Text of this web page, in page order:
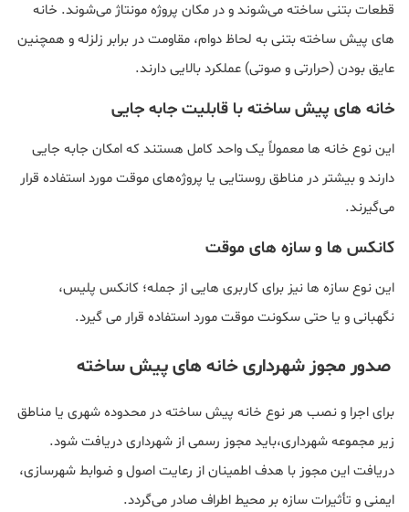
قطعات بتنی ساخته می‌شوند و در مکان پروژه مونتاژ می‌شوند. خانه‌
های پیش‌ ساخته بتنی به لحاظ دوام، مقاومت در برابر زلزله و همچنین
عایق بودن (حرارتی و صوتی) عملکرد بالایی دارند.
خانه‌ های پیش ساخته با قابلیت جابه جایی
این نوع خانه‌ ها معمولاً یک واحد کامل‌ هستند که امکان جابه‌ جایی
دارند و بیشتر در مناطق روستایی یا پروژه‌های موقت مورد استفاده قرار
می‌گیرند.
کانکس‌ ها و سازه‌ های موقت
این نوع سازه ها نیز برای کاربری‌ هایی از جمله؛ کانکس پلیس،
نگهبانی و یا حتی سکونت موقت مورد استفاده قرار می گیرد.
صدور مجوز شهرداری خانه‌ های پیش ‌ساخته
برای اجرا و نصب هر نوع خانه پیش‌ ساخته در محدوده شهری یا مناطق
زیر مجموعه شهرداری،باید مجوز رسمی از شهرداری دریافت شود.
دریافت این مجوز با هدف اطمینان از رعایت اصول و ضوابط شهرسازی،
ایمنی و تأثیرات سازه بر محیط اطراف صادر می‌گردد.